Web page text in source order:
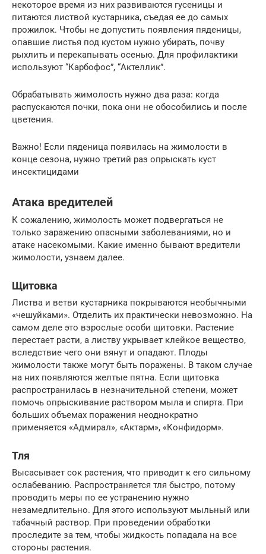
некоторое время из них развиваются гусеницы и
питаются листвой кустарника, съедая ее до самых
прожилок. Чтобы не допустить появления пяденицы,
опавшие листья под кустом нужно убирать, почву
рыхлить и перекапывать осенью. Для профилактики
используют “Карбофос”, “Актеллик”.
Обрабатывать жимолость нужно два раза: когда
распускаются почки, пока они не обособились и после
цветения.
Важно! Если пяденица появилась на жимолости в
конце сезона, нужно третий раз опрыскать куст
инсектицидами
Атака вредителей
К сожалению, жимолость может подвергаться не
только заражению опасными заболеваниями, но и
атаке насекомыми. Какие именно бывают вредители
жимолости, узнаем далее.
Щитовка
Листва и ветви кустарника покрываются необычными
«чешуйками». Отделить их практически невозможно. На
самом деле это взрослые особи щитовки. Растение
перестает расти, а листву укрывает клейкое вещество,
вследствие чего они вянут и опадают. Плоды
жимолости также могут быть поражены. В таком случае
на них появляются желтые пятна. Если щитовка
распространилась в незначительной степени, может
помочь опрыскивание раствором мыла и спирта. При
больших объемах поражения неоднократно
применяется «Адмирал», «Актарм», «Конфидорм».
Тля
Высасывает сок растения, что приводит к его сильному
ослабеванию. Распространяется тля быстро, потому
проводить меры по ее устранению нужно
незамедлительно. Для этого используют мыльный или
табачный раствор. При проведении обработки
проследите за тем, чтобы жидкость попадала на все
стороны растения.